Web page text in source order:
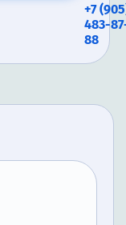
+7
483-
88